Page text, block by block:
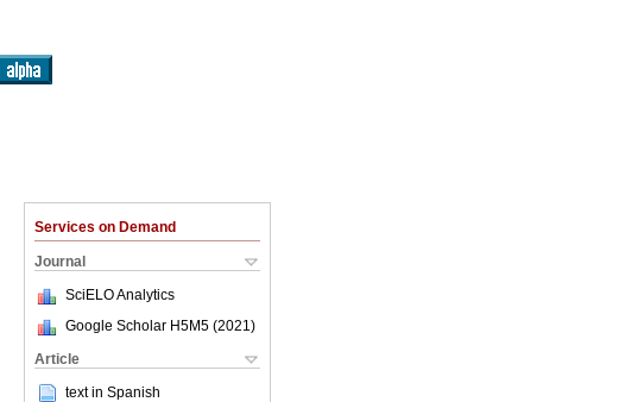
Services on Demand
Journal
SciELO Analytics
Google Scholar H5M5 (2021 )
Article
text in Spanish